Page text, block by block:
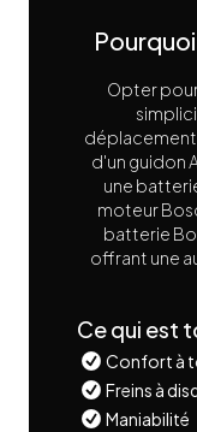
Opter
d'un guidon
une
moteur
batterie
offrant une
Ce qui est
Confort à
Freins à
Maniabilité